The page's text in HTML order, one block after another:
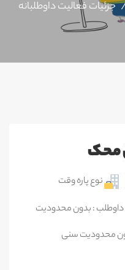
جزئیات فعالیت‌ داوطلبانه
محک
نوع پاره وقت
: بدون محدودیت
محدودیت سنی